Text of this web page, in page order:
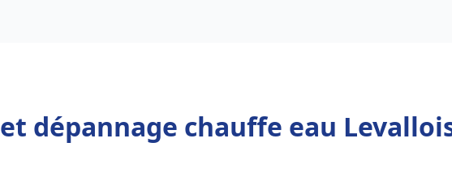
dépannage chauffe eau